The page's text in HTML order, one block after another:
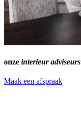
onze interieur adviseurs
Maak een afspraak